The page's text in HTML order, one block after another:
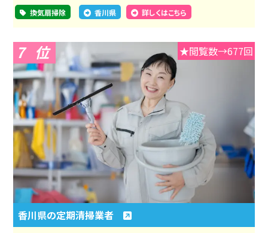
換気扇掃除 香川県 詳しくはこちら
7 ★閲覧数→677回
香川県の定期清掃業者